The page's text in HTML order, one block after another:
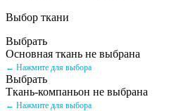
Выбор ткани
Выбрать
Основная ткань не выбрана
← Нажмите для выбора
Выбрать
Ткань-компаньон не выбрана
← Нажмите для выбора